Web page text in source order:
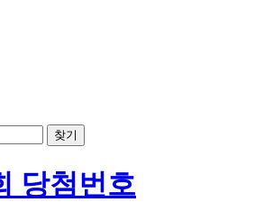
당첨번호